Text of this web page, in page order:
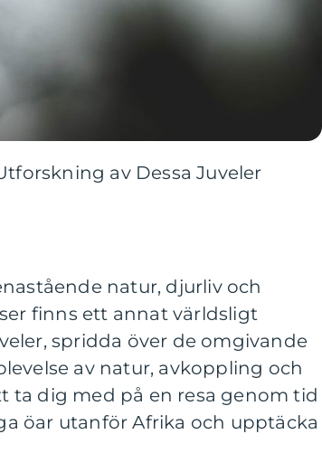
av Dessa Juveler
natur, djurliv och
finns ett annat världsligt
spridda över de omgivande
av natur, avkoppling och
ta dig med på en resa genom tid
öar utanför Afrika och upptäcka